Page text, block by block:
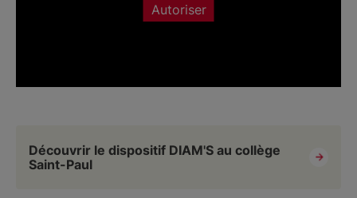
Autoriser
Découvrir le dispositif DIAM'S au collège
Saint-Paul